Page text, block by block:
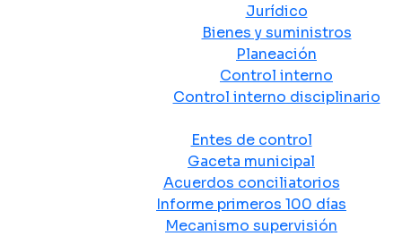
Jurídico
Bienes y suministros
Planeación
Control interno
Control interno disciplinario
Entes de control
Gaceta municipal
Acuerdos conciliatorios
Informe primeros 100 días
Mecanismo supervisión